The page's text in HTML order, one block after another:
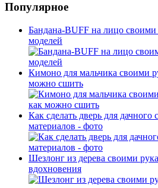
Популярное
Бандана-BUFF на лицо
моделей
Кимоно для мальчика своими
можно сшить
Как сделать дверь для дачного
материалов - фото
Шезлонг из дерева своими
вдохновения